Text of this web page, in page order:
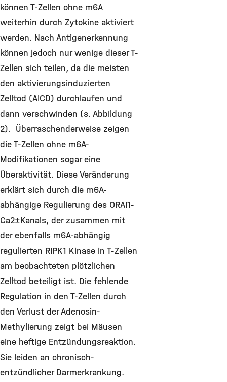
können T-Zellen ohne m6A
weiterhin durch Zytokine aktiviert
werden. Nach Antigenerkennung
können jedoch nur wenige dieser T-
Zellen sich teilen, da die meisten
den aktivierungsinduzierten
Zelltod (AICD) durchlaufen und
dann verschwinden (s. Abbildung
2). Überraschenderweise zeigen
die T-Zellen ohne m6A-
Modifikationen sogar eine
Überaktivität. Diese Veränderung
erklärt sich durch die m6A-
abhängige Regulierung des ORAI1-
Ca2+-Kanals, der zusammen mit
der ebenfalls m6A-abhängig
regulierten RIPK1 Kinase in T-Zellen
am beobachteten plötzlichen
Zelltod beteiligt ist. Die fehlende
Regulation in den T-Zellen durch
den Verlust der Adenosin-
Methylierung zeigt bei Mäusen
eine heftige Entzündungsreaktion.
Sie leiden an chronisch-
entzündlicher Darmerkrankung.